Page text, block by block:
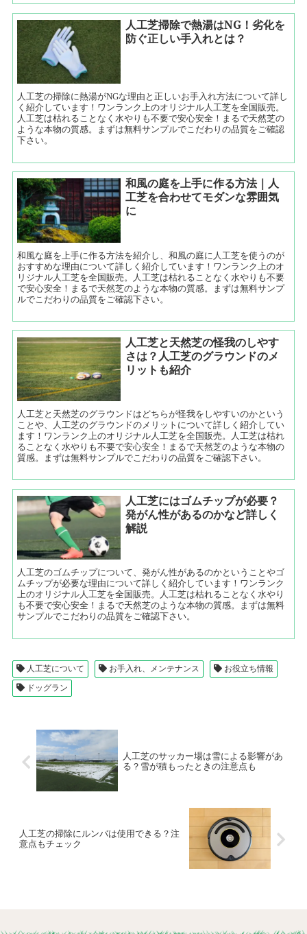
人工芝掃除で熱湯はNG！劣化を
防ぐ正しい手入れとは？
人工芝の掃除に熱湯がNGな理由と正しいお手入れ方法について詳し
く紹介しています！ワンランク上のオリジナル人工芝を全国販売。
人工芝は枯れることなく水やりも不要で安心安全！まるで天然芝の
ような本物の質感。まずは無料サンプルでこだわりの品質をご確認
下さい。
和風の庭を上手に作る方法｜人
工芝を合わせてモダンな雰囲気
に
和風な庭を上手に作る方法を紹介し、和風の庭に人工芝を使うのが
おすすめな理由について詳しく紹介しています！ワンランク上のオ
リジナル人工芝を全国販売。人工芝は枯れることなく水やりも不要
で安心安全！まるで天然芝のような本物の質感。まずは無料サンプ
ルでこだわりの品質をご確認下さい。
人工芝と天然芝の怪我のしやす
さは？人工芝のグラウンドのメ
リットも紹介
人工芝と天然芝のグラウンドはどちらが怪我をしやすいのかという
ことや、人工芝のグラウンドのメリットについて詳しく紹介してい
ます！ワンランク上のオリジナル人工芝を全国販売。人工芝は枯れ
ることなく水やりも不要で安心安全！まるで天然芝のような本物の
質感。まずは無料サンプルでこだわりの品質をご確認下さい。
人工芝にはゴムチップが必要？
発がん性があるのかなど詳しく
解説
人工芝のゴムチップについて、発がん性があるのかということやゴ
ムチップが必要な理由について詳しく紹介しています！ワンランク
上のオリジナル人工芝を全国販売。人工芝は枯れることなく水やり
も不要で安心安全！まるで天然芝のような本物の質感。まずは無料
サンプルでこだわりの品質をご確認下さい。
人工芝について お手入れ、メンテナンス
お役立ち情報
ドッグラン
人工芝のサッカー場は雪による影響があ
る？雪が積もったときの注意点も
人工芝の掃除にルンバは使用できる？注
意点もチェック